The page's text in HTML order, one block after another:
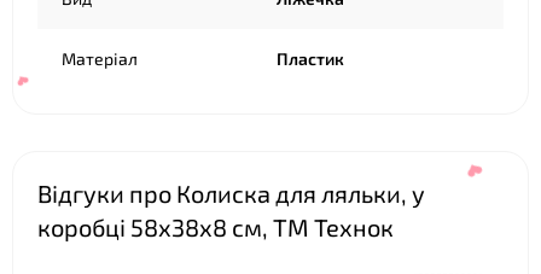
Матеріал Пластик
Відгуки про Колиска для ляльки, у
коробці 58х38х8 см, ТМ Технок